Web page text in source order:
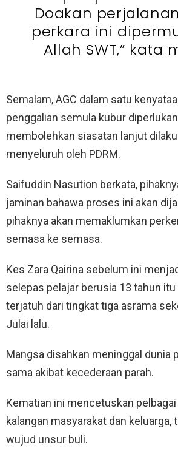
Doakan
perkara ini
Allah SWT,” kata
Semalam, AGC dalam satu
penggalian semula kubur
membolehkan siasatan lanjut
menyeluruh oleh PDRM.
Saifuddin Nasution berkata,
jaminan bahawa proses ini akan
pihaknya akan memaklumkan
semasa ke semasa.
Kes Zara Qairina sebelum ini
selepas pelajar berusia 13 tahun itu
terjatuh dari tingkat tiga asrama
Julai lalu.
Mangsa disahkan meninggal dunia
sama akibat kecederaan parah.
Kematian ini mencetuskan
kalangan masyarakat dan keluarga,
wujud unsur buli.